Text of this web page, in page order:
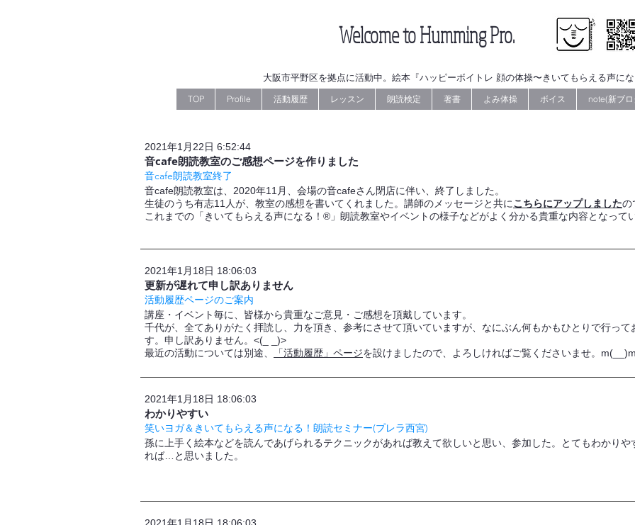
Welcome to Humming Pro.
大阪市平野区を拠点に活動中。絵本『ハッピーボイトレ 顔の体操〜きいてもらえる声にな
TOP
Profile 活動履歴 レッスン 朗読検定 著書 よみ体操 ボイス note(新ブ
2021年1月22日 6:52:44
音cafe朗読教室のご感想ページを作りました
音cafe朗読教室終了
音cafe朗読教室は、2020年11月、会場の音cafeさん閉店に伴い、終了しました。
生徒のうち有志11人が、教室の感想を書いてくれました。講師のメッセージと共にこちらにアップしましたの
これまでの「きいてもらえる声になる！®」朗読教室やイベントの様子などがよく分かる貴重な内容となってい
2021年1月18日 18:06:03
更新が遅れて申し訳ありません
活動履歴ページのご案内
講座・イベント毎に、皆様から貴重なご意見・ご感想を頂戴しています。
千代が、全てありがたく拝読し、力を頂き、参考にさせて頂いていますが、なにぶん何もかもひとりで行って
す。申し訳ありません。<(_ _)>
最近の活動については別途、
「活動履歴」ページを設けましたので、よろしければご覧くださいませ。m(__)m
2021年1月18日 18:06:03
わかりやすい
笑いヨガ＆きいてもらえる声になる！朗読セミナー(プレラ西宮)
孫に上手く絵本などを読んであげられるテクニックがあれば教えて欲しいと思い、参加した。とてもわかり
れば…と思いました。